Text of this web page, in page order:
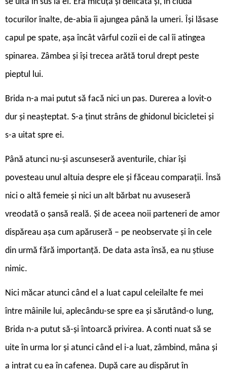
tocurilor înalte, de-abia îi ajungea până la umeri. Își lăsase
capul pe spate, așa încât vârful cozii ei de cal îi atingea
spinarea. Zâmbea și își trecea arătă ­torul drept peste
pieptul lui.
Brida n-a mai putut să facă nici un pas. Durerea a lovit-o
dur și neașteptat. S-a ținut strâns de ghidonul bicicletei și
s-a uitat spre ei.
Până atunci nu-și ascunseseră aventurile, chiar își
povesteau unul altuia despre ele și făceau comparații. Însă
nici o altă femeie și nici un alt bărbat nu avuseseră
vreodată o șansă reală. Și de aceea noii parteneri de amor
dispăreau așa cum apăruseră – pe neobservate și în cele
din urmă fără importanță. De data asta însă, ea nu știuse
nimic.
Nici măcar atunci când el a luat capul celeilalte fe mei
între mâinile lui, aplecându-se spre ea și sărutând-o lung,
Brida n-a putut să-și întoarcă privirea. A conti nuat să se
uite în urma lor și atunci când el i-a luat, zâmbind, mâna și
a intrat cu ea în cafenea. După care au dispărut în